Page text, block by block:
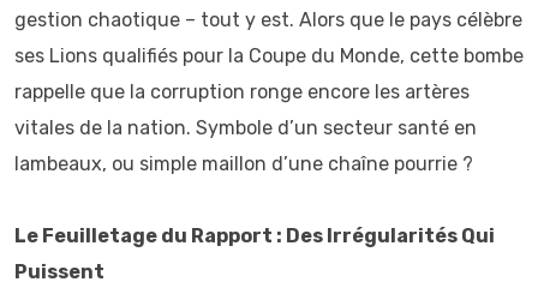
gestion chaotique – tout y est. Alors que le pays célèbre
ses Lions qualifiés pour la Coupe du Monde, cette bombe
rappelle que la corruption ronge encore les artères
vitales de la nation. Symbole d’un secteur santé en
lambeaux, ou simple maillon d’une chaîne pourrie ?
Le Feuilletage du Rapport : Des Irrégularités Qui
Puissent